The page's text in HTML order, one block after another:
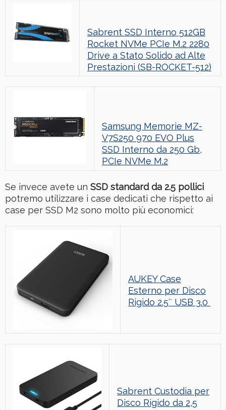
Sabrent SSD Interno 512GB
Rocket NVMe PCIe M.2 2280
Drive a Stato Solido ad Alte
Prestazioni (SB-ROCKET-512)
Samsung Memorie MZ-
V7S250 970 EVO Plus
SSD Interno da 250 Gb,
PCIe NVMe M.2
Se invece avete un SSD standard da 2.5 pollici
potremo utilizzare i case dedicati che rispetto ai
case per SSD M2 sono molto più economici:
AUKEY Case
Esterno per Disco
Rigido 2.5″ USB 3.0
Sabrent Custodia per
Disco Rigido da 2,5